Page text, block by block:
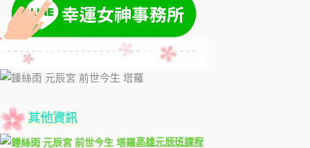
其他資訊
高雄元辰班課程